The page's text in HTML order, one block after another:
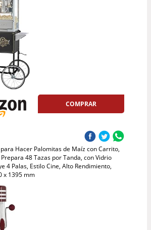
COMPRAR
para Hacer Palomitas de Maíz con Carrito,
48 Tazas por Tanda, con Vidrio
4 Palas, Estilo Cine, Alto Rendimiento,
x 1395 mm